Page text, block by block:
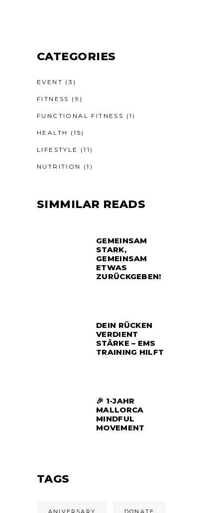
CATEGORIES
EVENT (3)
FITNESS (9)
FUNCTIONAL FITNESS (1)
HEALTH (15)
LIFESTYLE (11)
NUTRITION (1)
SIMMILAR READS
GEMEINSAM
STARK,
GEMEINSAM
ETWAS
ZURÜCKGEBEN!
DEIN RÜCKEN
VERDIENT
STÄRKE – EMS
TRAINING HILFT
🎉 1-JAHR
MALLORCA
MINDFUL
MOVEMENT
TAGS
ANIVERSARY DONATE